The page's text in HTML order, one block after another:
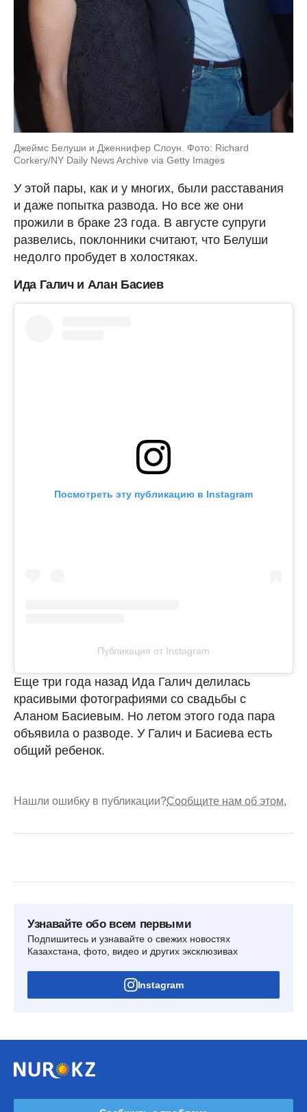
Джеймс Белуши и Дженнифер Слоун. Фото: Richard
Corkery/NY Daily News Archive via Getty Images
У этой пары, как и у многих, были расставания
и даже попытка развода. Но все же они
прожили в браке 23 года. В августе супруги
развелись, поклонники считают, что Белуши
недолго пробудет в холостяках.
Ида Галич и Алан Басиев
Посмотреть эту публикацию в Instagram
Публикация от Instagram
Еще три года назад Ида Галич делилась
красивыми фотографиями со свадьбы с
Аланом Басиевым. Но летом этого года пара
объявила о разводе. У Галич и Басиева есть
общий ребенок.
Нашли ошибку в публикации?Сообщите нам об этом.
Узнавайте обо всем первыми
Подпишитесь и узнавайте о свежих новостях
Казахстана, фото, видео и других эксклюзивах
Instagram